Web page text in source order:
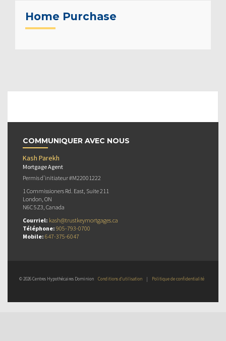
Home Purchase
COMMUNIQUER AVEC NOUS
Kash Parekh
Mortgage Agent
Permis d’initiateur #M22001222
1 Commissioners Rd. East, Suite 211
London, ON
N6C 5Z3, Canada
Courriel: kash@trustkeymortgages.ca
Téléphone: 905-793-0700
Mobile: 647-375-6047
© 2026 Centres Hypothécaires Dominion Conditions d’utilisation | Politique de confidentialité